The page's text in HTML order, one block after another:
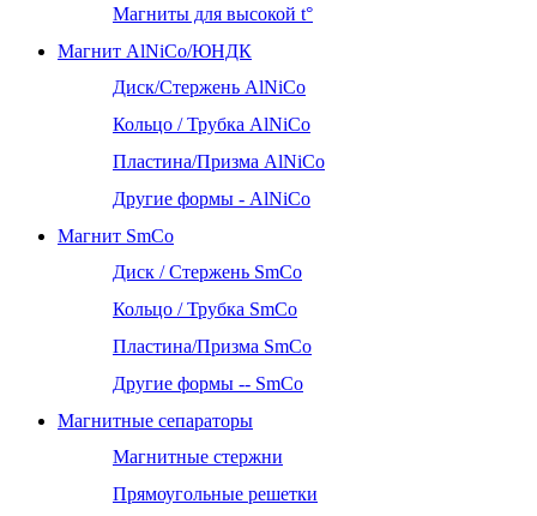
Магниты для высокой t°
Магнит AlNiCo/ЮНДК
Диск/Стержень AlNiCo
Кольцо / Трубка AlNiCo
Пластина/Призма AlNiCo
Другие формы - AlNiCo
Магнит SmCo
Диск / Стержень SmCo
Кольцо / Трубка SmCo
Пластина/Призма SmCo
Другие формы -- SmCo
Магнитные сепараторы
Магнитные стержни
Прямоугольные решетки